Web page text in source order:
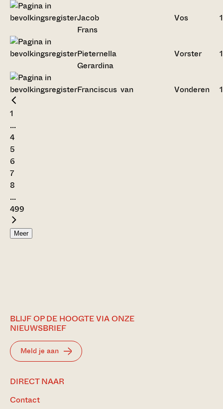
Jacob
Frans
Vos
Pieternella
Gerardina
Vorster
Franciscus van Vonderen
1
...
4
5
6
7
8
...
499
Meer
BLIJF OP DE HOOGTE VIA ONZE
NIEUWSBRIEF
Meld je aan
DIRECT NAAR
Contact